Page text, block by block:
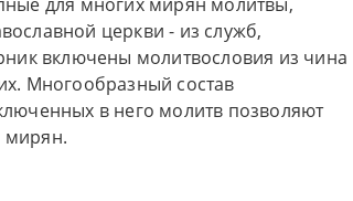
церкви - из служб,
включены молитвословия из чина
Многообразный состав
в него молитв позволяют
мирян.